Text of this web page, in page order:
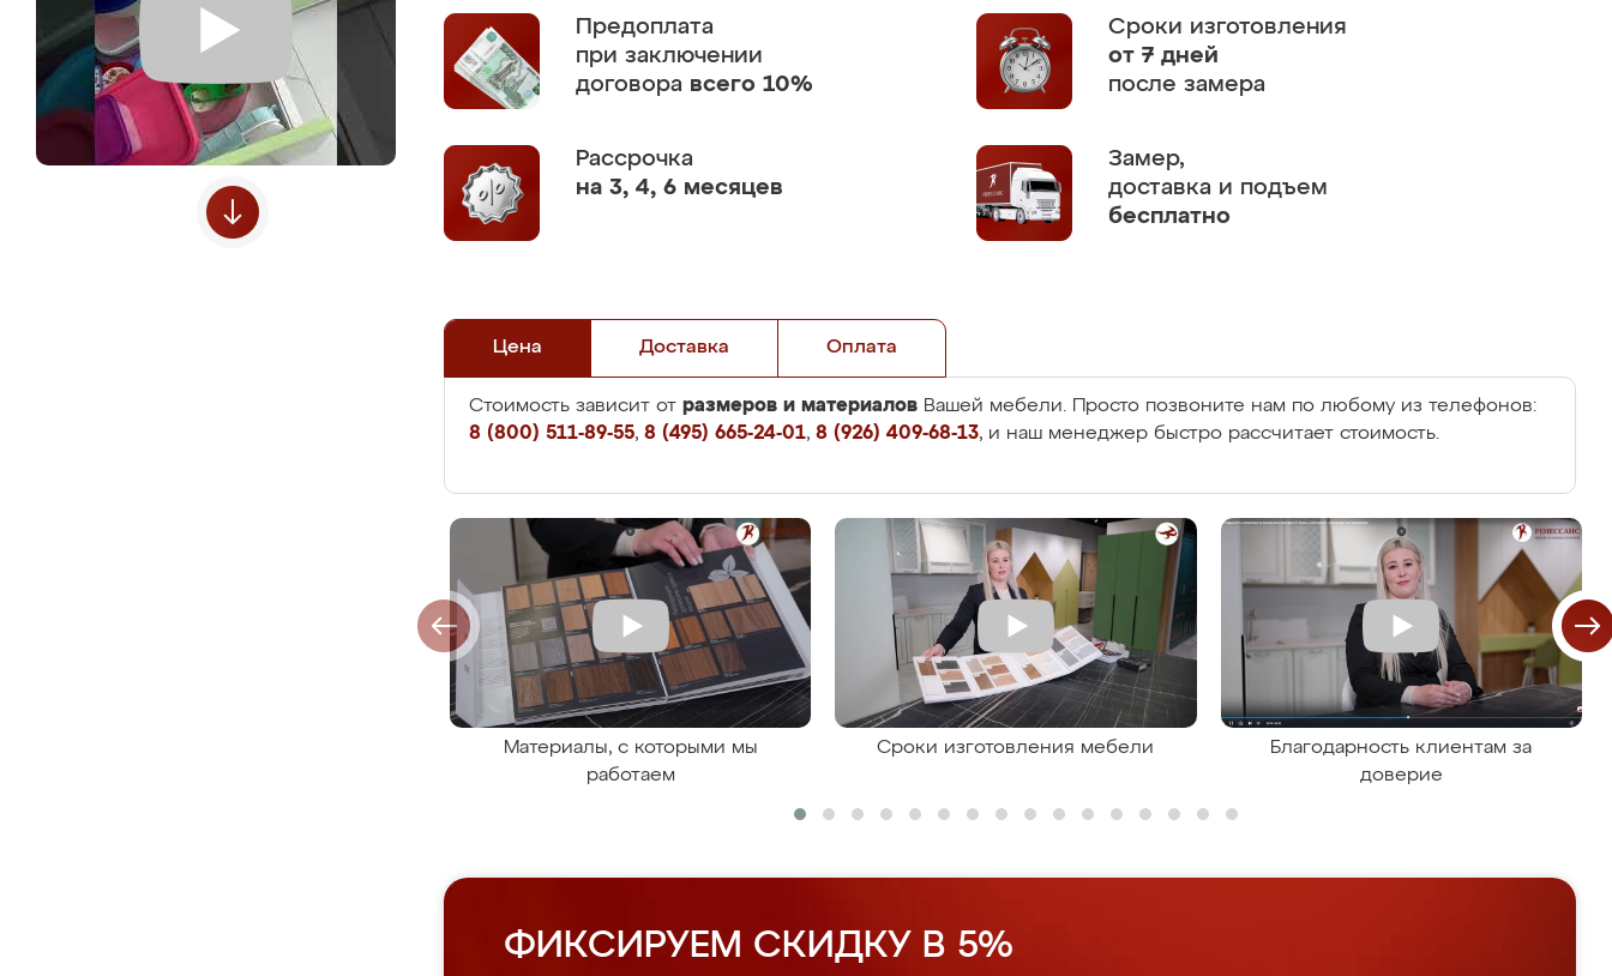
Предоплата
при заключении
договора всего 10%
Сроки изготовления
от 7 дней
после замера
Рассрочка
на 3, 4, 6 месяцев
Замер,
доставка и подъем
бесплатно
Цена Доставка Оплата
Стоимость зависит от размеров и материалов Вашей мебели. Просто позвоните нам по любому из телефонов:
8 (800) 511-89-55, 8 (495) 665-24-01, 8 (926) 409-68-13, и наш менеджер быстро рассчитает стоимость.
Материалы, с которыми мы
работаем
Сроки изготовления мебели
Благодарность клиентам за
доверие
ФИКСИРУЕМ СКИДКУ В 5%